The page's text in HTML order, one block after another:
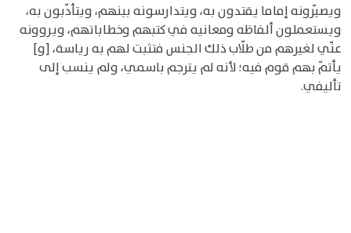
ويصيّرونه إماما يقتدون به، ويتدارسونه بينهم، ويتأدّبون به،
ويستعملون ألفاظه ومعانيه في كتبهم وخطاباتهم، ويروونه
عنّي لغيرهم من طلّاب ذلك الجنس فتثبت لهم به رياسة، [و]
يأتمّ بهم قوم فيه؛ لأنه لم يترجم باسمي، ولم ينسب إلى
تأليفي.